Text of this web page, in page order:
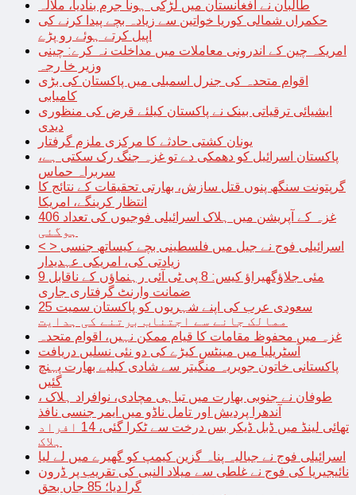
طالبان نے افغانستان میں لڑکی ہونا جرم بنادیا، ملالہ
حکمراں شمالی کوریا خواتین سے زیادہ بچے پیدا کرنے کی
اپیل کرتے ہوئے رو پڑے
امریکہ چین کے اندرونی معاملات میں مداخلت نہ کرے: چینی
وزیر خا رجہ
اقوام متحدہ کی جنرل اسمبلی میں پاکستان کی بڑی
کامیابی
ایشیائی ترقیاتی بینک نے پاکستان کیلئے قرض کی منظوری
دیدی
یونان کشتی حادثے کا مرکزی ملزم گرفتار
پاکستان اسرائیل کو دھمکی دے تو غزہ جنگ رک سکتی ہے،
سربراہ حماس
گرپتونت سنگھ پنوں قتل سازش، بھارتی تحقیقات کے نتائج کا
انتظار کرینگے، امریکا
غزہ کے آپریشن میں ہلاک اسرائیلی فوجیوں کی تعداد 406
ہوگئی
< > اسرائیلی فوج نے جیل میں فلسطینی بچے کیساتھ جنسی
زیادتی کی، امریکی عہدیدار
9 مئی جلاؤگھیراؤ کیس: 8 پی ٹی آئی رہنماؤں کے ناقابل
ضمانت وارنٹ گرفتاری جاری
سعودی عرب کی اپنے شہریوں کو پاکستان سمیت 25
ممالک جانے سے اجتناب برتنے کی ہدایت
غزہ میں محفوظ مقامات کا قیام ممکن نہیں، اقوام متحدہ
آسٹریلیا میں مینٹس کیڑے کی دو نئی نسلیں دریافت
پاکستانی خاتون جویریہ منگیتر سے شادی کیلیے بھارت پہنچ
گئیں
طوفان نے جنوبی بھارت میں تباہی مچادی، نوافراد ہلاک ،
آندھرا پردیش اور تامل ناڈو میں ایمر جنسی نافذ
تھائی لینڈ میں ڈبل ڈیکر بس درخت سے ٹکرا گئی، 14 افراد
ہلاک
اسرائیلی فوج نے جبالیہ پناہ گزین کیمپ کو گھیرے میں لے لیا
نائیجیریا کی فوج نے غلطی سے میلاد النبی کی تقریب پر ڈرون
گرا دیا؛ 85 جاں بحق